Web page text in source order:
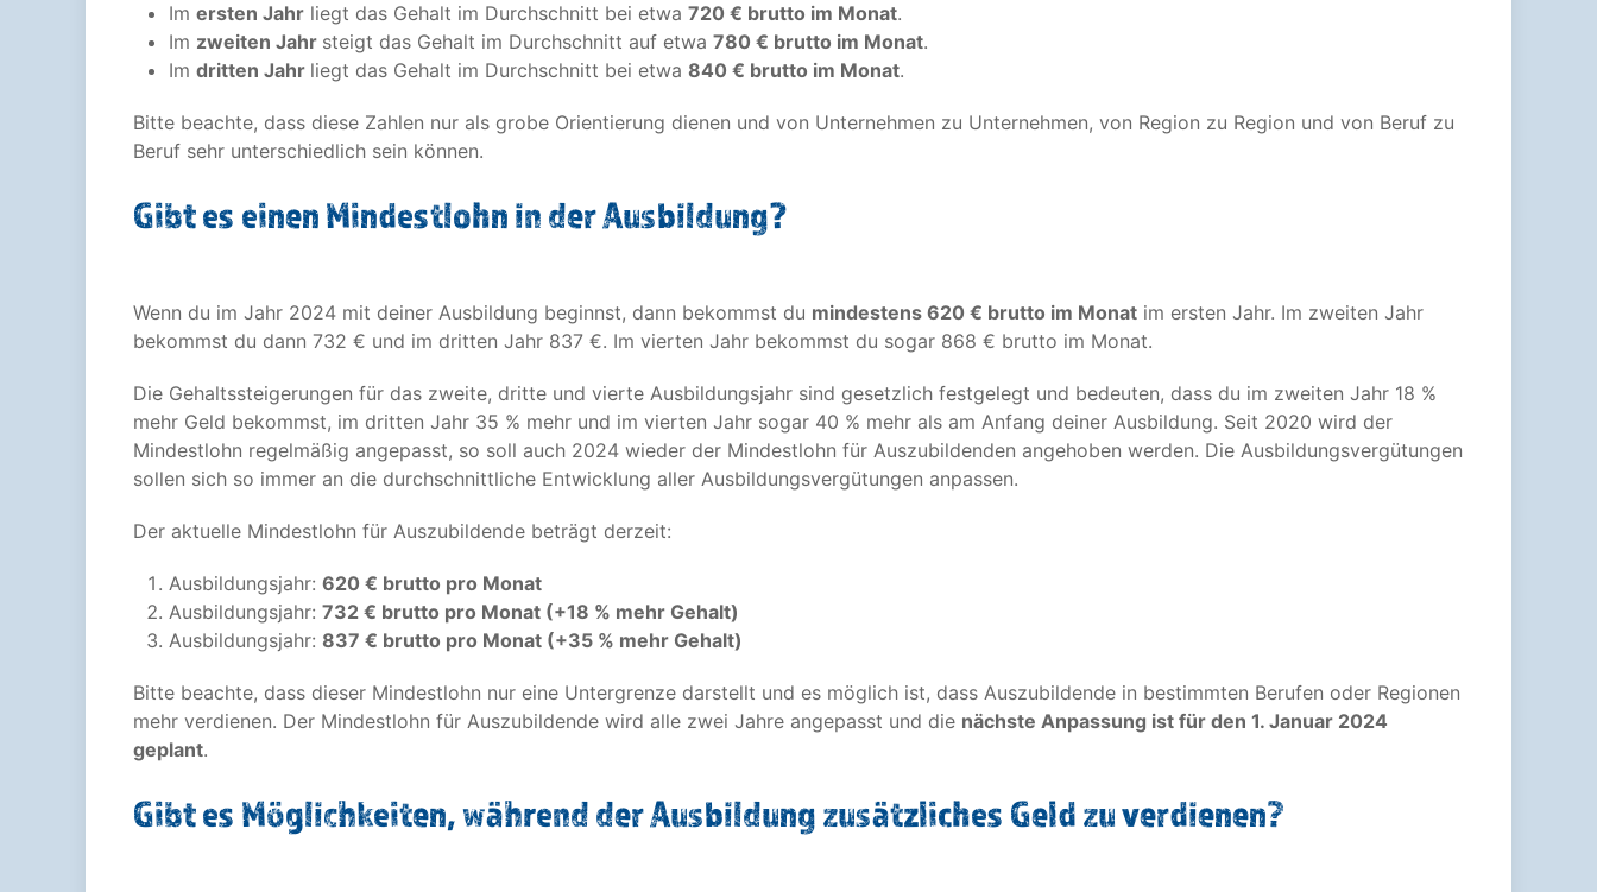
Im ersten Jahr liegt das Gehalt im Durchschnitt bei etwa 720 € brutto im Monat.
Im zweiten Jahr steigt das Gehalt im Durchschnitt auf etwa 780 € brutto im Monat.
Im dritten Jahr liegt das Gehalt im Durchschnitt bei etwa 840 € brutto im Monat.
Bitte beachte, dass diese Zahlen nur als grobe Orientierung dienen und von Unternehmen zu Unternehmen, von Region zu Region und von Beruf zu
Beruf sehr unterschiedlich sein können.
Gibt es einen Mindestlohn in der Ausbildung?
Wenn du im Jahr 2024 mit deiner Ausbildung beginnst, dann bekommst du mindestens 620 € brutto im Monat im ersten Jahr. Im zweiten Jahr
bekommst du dann 732 € und im dritten Jahr 837 €. Im vierten Jahr bekommst du sogar 868 € brutto im Monat.
Die Gehaltssteigerungen für das zweite, dritte und vierte Ausbildungsjahr sind gesetzlich festgelegt und bedeuten, dass du im zweiten Jahr 18 %
mehr Geld bekommst, im dritten Jahr 35 % mehr und im vierten Jahr sogar 40 % mehr als am Anfang deiner Ausbildung. Seit 2020 wird der
Mindestlohn regelmäßig angepasst, so soll auch 2024 wieder der Mindestlohn für Auszubildenden angehoben werden. Die Ausbildungsvergütungen
sollen sich so immer an die durchschnittliche Entwicklung aller Ausbildungsvergütungen anpassen.
Der aktuelle Mindestlohn für Auszubildende beträgt derzeit:
Ausbildungsjahr: 620 € brutto pro Monat
Ausbildungsjahr: 732 € brutto pro Monat (+18 % mehr Gehalt)
Ausbildungsjahr: 837 € brutto pro Monat (+35 % mehr Gehalt)
Bitte beachte, dass dieser Mindestlohn nur eine Untergrenze darstellt und es möglich ist, dass Auszubildende in bestimmten Berufen oder Regionen
mehr verdienen. Der Mindestlohn für Auszubildende wird alle zwei Jahre angepasst und die nächste Anpassung ist für den 1. Januar 2024
geplant.
Gibt es Möglichkeiten, während der Ausbildung zusätzliches Geld zu verdienen?